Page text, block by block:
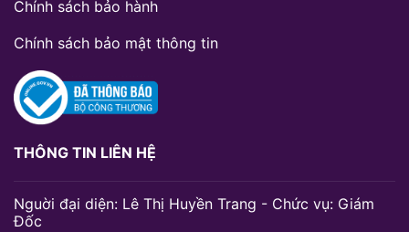
Chính sách bảo hành
Chính sách bảo mật thông tin
THÔNG TIN LIÊN HỆ
Nguời đại diện: Lê Thị Huyền Trang - Chức vụ: Giám
Đốc